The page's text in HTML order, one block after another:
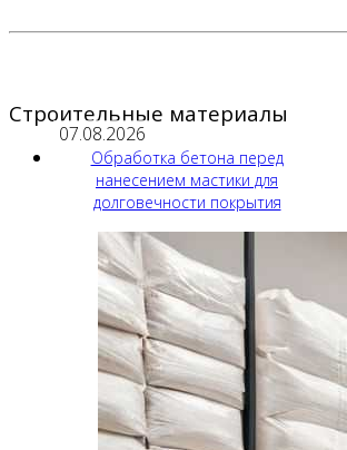
Строительные материалы
07.08.2026
Обработка бетона перед
нанесением мастики для
долговечности покрытия